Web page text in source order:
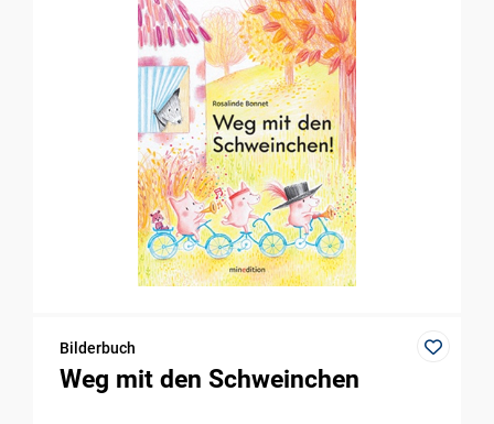
Bilderbuch
Weg mit den Schweinchen